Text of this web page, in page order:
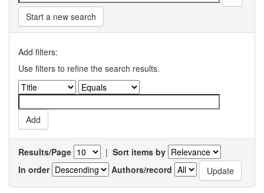
Start a new search
Add filters:
Use filters to refine the search results.
Results/Page | Sort items by
In order
Authors/record